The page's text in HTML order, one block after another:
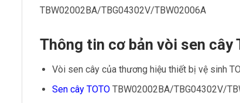
TBW02002BA/TBG04302V/TBW02006A
Thông tin cơ bản vòi sen cây
Vòi sen cây của thương hiệu thiết bị vệ sinh
Sen cây TOTOTBW02002BA/TBG04302V/